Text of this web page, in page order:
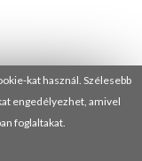
kat használ. Szélesebb
engedélyezhet, amivel
foglaltakat.